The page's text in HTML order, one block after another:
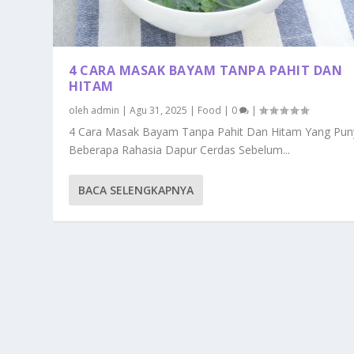
4 CARA MASAK BAYAM TANPA PAHIT DAN
HITAM
oleh admin |Agu 31, 2025 | Food | 0 |
4 Cara Masak Bayam Tanpa Pahit Dan Hitam Yang
Beberapa Rahasia Dapur Cerdas Sebelum...
BACA SELENGKAPNYA